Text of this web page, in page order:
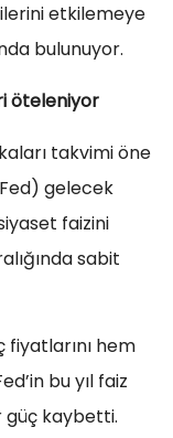
etkilemeye
bulunuyor.
öteleniyor
takvimi öne
gelecek
faizini
sabit
fiyatlarını hem
bu yıl faiz
güç kaybetti.